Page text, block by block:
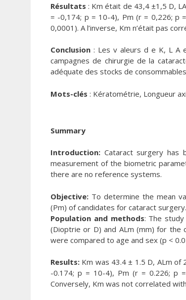
Résultats : Km était de 43,4 ±1,5 D,
= -0,174; p = 10-4), Pm (r = 0,226; p
0,0001). A l’inverse, Km n’était pas
Conclusion : Les v aleurs d e K, L A
campagnes de chirurgie de la
adéquate des stocks de
Mots-clés : Kératométrie, Longueur
Summary
Introduction: Cataract surgery has
measurement of the biometric
there are no reference systems.
Objective: To determine the mean
(Pm) of candidates for cataract surgery.
Population and methods: The
(Dioptrie or D) and ALm (mm) for the
were compared to age and sex (p <
Results: Km was 43.4 ± 1.5 D, ALm
-0.174; p = 10-4), Pm (r = 0.226; p
Conversely, Km was not correlated